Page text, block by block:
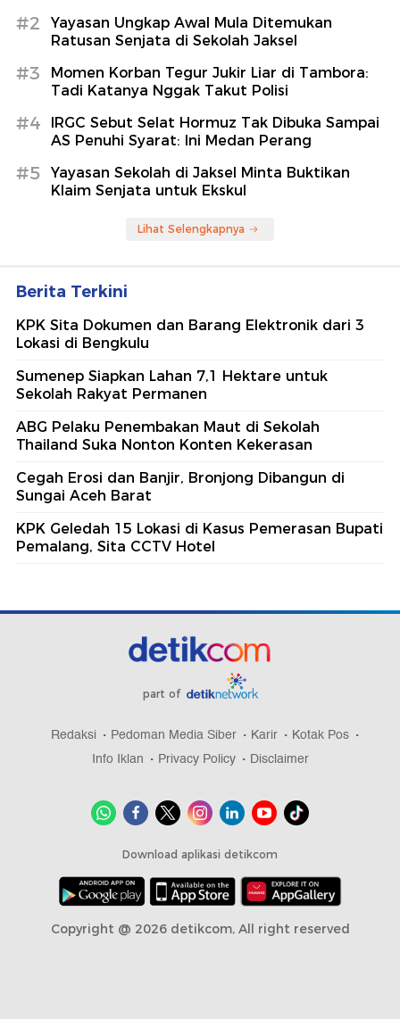
#2
Yayasan Ungkap Awal Mula Ditemukan
Ratusan Senjata di Sekolah Jaksel
#3
Momen Korban Tegur Jukir Liar di Tambora:
Tadi Katanya Nggak Takut Polisi
#4
IRGC Sebut Selat Hormuz Tak Dibuka Sampai
AS Penuhi Syarat: Ini Medan Perang
#5
Yayasan Sekolah di Jaksel Minta Buktikan
Klaim Senjata untuk Ekskul
Lihat Selengkapnya
Berita Terkini
KPK Sita Dokumen dan Barang Elektronik dari 3
Lokasi di Bengkulu
Sumenep Siapkan Lahan 7,1 Hektare untuk
Sekolah Rakyat Permanen
ABG Pelaku Penembakan Maut di Sekolah
Thailand Suka Nonton Konten Kekerasan
Cegah Erosi dan Banjir, Bronjong Dibangun di
Sungai Aceh Barat
KPK Geledah 15 Lokasi di Kasus Pemerasan Bupati
Pemalang, Sita CCTV Hotel
part of
Redaksi Pedoman Media Siber Karir
Kotak Pos
Info Iklan
Privacy Policy Disclaimer
Download aplikasi detikcom
Copyright @ 2026 detikcom, All right reserved